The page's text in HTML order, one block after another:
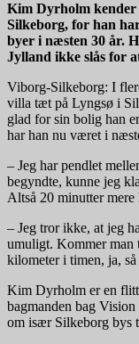
Kim Dyrholm kender
Silkeborg, for han
byer i næsten 30 år.
Jylland ikke slås for
Viborg-Silkeborg: I
villa tæt på Lyngsø i
glad for sin bolig han
har han nu været i
– Jeg har pendlet
begyndte, kunne jeg
Altså 20 minutter
– Jeg tror ikke, at jeg
umuligt. Kommer man
kilometer i timen, ja,
Kim Dyrholm er en
bagmanden bag
om især Silkeborg bys